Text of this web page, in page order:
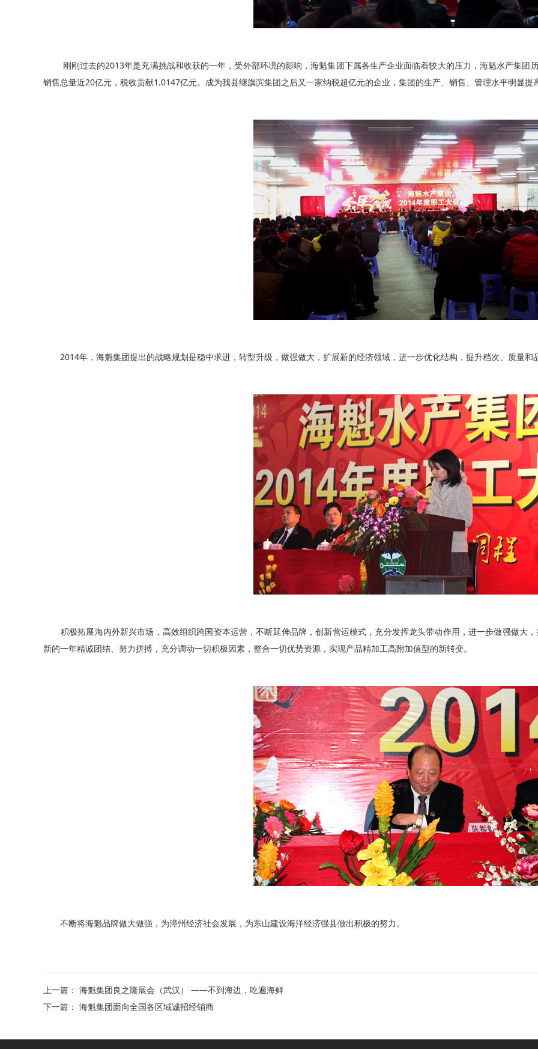
刚刚过去的2013年是充满挑战和收获的一年，受外部环境的影响，海魁集团下属各生产企业面临着较大的压力，海魁水产集团
销售总量近20亿元，税收贡献1.0147亿元。成为我县继旗滨集团之后又一家纳税超亿元的企业，集团的生产、销售、管理水平明显提
2014年，海魁集团提出的战略规划是稳中求进，转型升级，做强做大，扩展新的经济领域，进一步优化结构，提升档次、质量和
积极拓展海内外新兴市场，高效组织跨国资本运营，不断延伸品牌，创新营运模式，充分发挥龙头带动作用，进一步做强做
新的一年精诚团结、努力拼搏，充分调动一切积极因素，整合一切优势资源，实现产品精加工高附加值型的新转变。
不断将海魁品牌做大做强，为漳州经济社会发展，为东山建设海洋经济强县做出积极的努力。
上一篇： 海魁集团良之隆展会（武汉） ——不到海边，吃遍海鲜
下一篇： 海魁集团面向全国各区域诚招经销商